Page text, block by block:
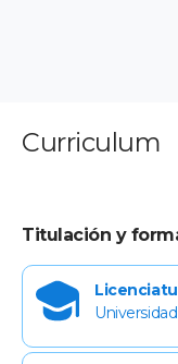
Curriculum
Titulación y